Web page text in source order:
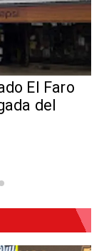
El Faro
del